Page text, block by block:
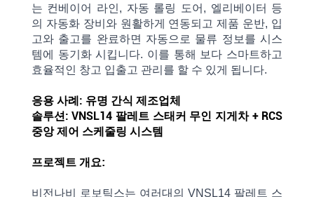
는 컨베이어 라인, 자동 롤링 도어, 엘리베이터 등
의 자동화 장비와 원활하게 연동되고 제품 운반, 입
고와 출고를 완료하면 자동으로 물류 정보를 시스
템에 동기화 시킵니다. 이를 통해
보다 스마트하고
효율적인 창고 입출고 관리를 할 수 있게 됩니다.
응용 사례: 유명 간식 제조업체
솔루션: VNSL14 팔레트 스태커 무인 지게차 + RCS
중앙 제어 스케줄링 시스템
프로젝트 개요:
비전나비 로보틱스는 여러대의 VNSL14 팔레트 스